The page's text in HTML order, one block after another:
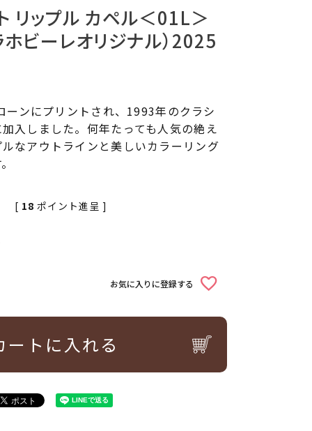
リップル カペル＜01L＞
ビーレオリジナル）2025
ーンにプリントされ、1993年のクラシ
入しました。何年たっても人気の絶え
なアウトラインと美しいカラーリング
[ 18 ポイント進呈 ]
お気に入りに登録する
ートに入れる